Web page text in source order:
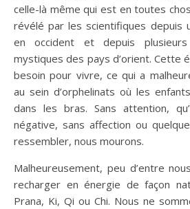
celle-là même qui est en toutes
révélé par les scientifiques depuis
en occident et depuis
mystiques des pays d’orient. Cette
besoin pour vivre, ce qui a
au sein d’orphelinats où les
dans les bras. Sans attention,
négative, sans affection ou
ressembler, nous mourons.
Malheureusement, peu d’entre
recharger en énergie de façon
Prana, Ki, Qi ou Chi. Nous ne